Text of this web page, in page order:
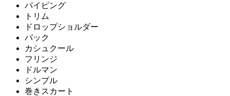
パイピング
トリム
ドロップショルダー
バック
カシュクール
フリンジ
ドルマン
シンプル
巻きスカート